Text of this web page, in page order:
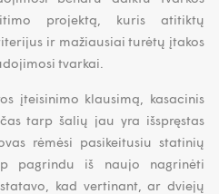
projektą, kuris atitiktų
ir mažiausiai turėtų įtakos
tvarkai.
įteisinimo klausimą, kasacinis
tarp šalių jau yra išspręstas
rėmėsi pasikeitusiu statinių
pagrindu iš naujo nagrinėti
kad vertinant, ar dviejų